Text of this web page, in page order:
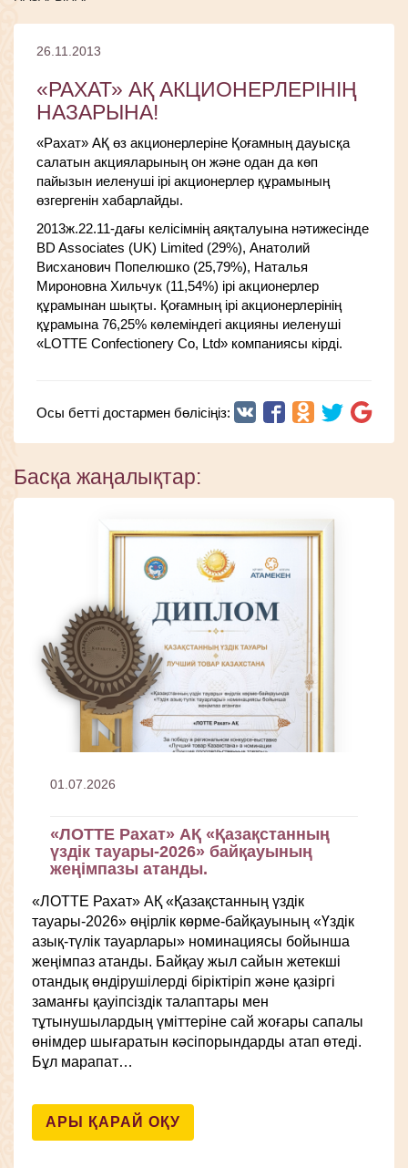
26.11.2013
«РАХАТ» АҚ АКЦИОНЕРЛЕРІНІҢ
НАЗАРЫНА!
«Рахат» АҚ өз акционерлеріне Қоғамның дауысқа
салатын акцияларының он және одан да көп
пайызын иеленуші ірі акционерлер құрамының
өзгергенін хабарлайды.
2013ж.22.11-дағы келісімнің аяқталуына нәтижесінде
BD Associates (UK) Limited (29%), Анатолий
Висханович Попелюшко (25,79%), Наталья
Мироновна Хильчук (11,54%) ірі акционерлер
құрамынан шықты. Қоғамның ірі акционерлерінің
құрамына 76,25% көлеміндегі акцияны иеленуші
«LOTTE Confectionery Co, Ltd» компаниясы кірді.
Осы бетті достармен бөлісіңіз:
Басқа жаңалықтар:
01.07.2026
«ЛОТТЕ Рахат» АҚ «Қазақстанның
үздік тауары-2026» байқауының
жеңімпазы атанды.
«ЛОТТЕ Рахат» АҚ «Қазақстанның үздік
тауары-2026» өңірлік көрме-байқауының «Үздік
азық-түлік тауарлары» номинациясы бойынша
жеңімпаз атанды. Байқау жыл сайын жетекші
отандық өндірушілерді біріктіріп және қазіргі
заманғы қауіпсіздік талаптары мен
тұтынушылардың үміттеріне сай жоғары сапалы
өнімдер шығаратын кәсіпорындарды атап өтеді.
Бұл марапат…
АРЫ ҚАРАЙ ОҚУ